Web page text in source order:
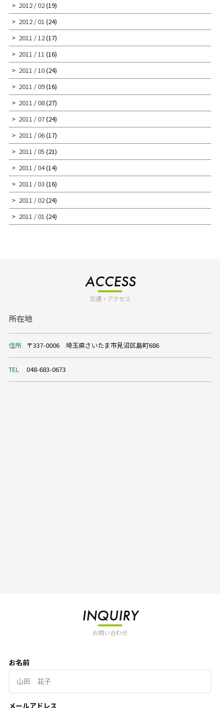
2012 / 02(19)
2012 / 01 (24)
2011 / 12(17)
2011 / 11 (16)
2011 / 10(24)
2011 / 09(16)
2011 / 08(27)
2011 / 07(24)
2011 / 06(17)
2011 / 05 (21)
2011 / 04(14)
2011 / 03 (16)
2011 / 02(24)
2011 / 01 (24)
ACCESS
交通・アクセス
所在地
住所 〒337-0006 埼玉県さいたま市見沼区島町686
TEL 048-683-0673
INQUIRY
お問い合わせ
お名前
メールアドレス